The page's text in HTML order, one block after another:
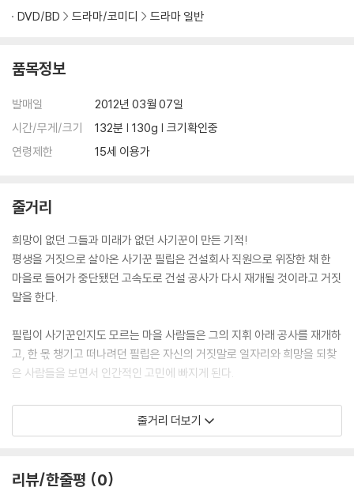
DVD/BD 드라마/코미디 드라마 일반
품목정보
발매일
2012년 03월 07일
시간/무게/크기
132분 | 130g | 크기확인중
연령제한
15세 이용가
줄거리
희망이 없던 그들과 미래가 없던 사기꾼이 만든 기적!
평생을 거짓으로 살아온 사기꾼 필립은 건설회사 직원으로 위장한 채 한
마을로 들어가 중단됐던 고속도로 건설 공사가 다시 재개될 것이라고 거짓
말을 한다.
필립이 사기꾼인지도 모르는 마을 사람들은 그의 지휘 아래 공사를 재개하
고, 한 몫 챙기고 떠나려던 필립은 자신의 거짓말로 일자리와 희망을 되찾
은 사람들을 보면서 인간적인 고민에 빠지게 된다.
그리고 생애 처음으로 찾아온 진실된 사랑이자 자신을 끝까지 믿어주는 여
시장 스테판. 이들과 함께라면 자신의 거짓 같은 삶도 변화될 수 있으리라
줄거리 더보기
리뷰/한줄평 0